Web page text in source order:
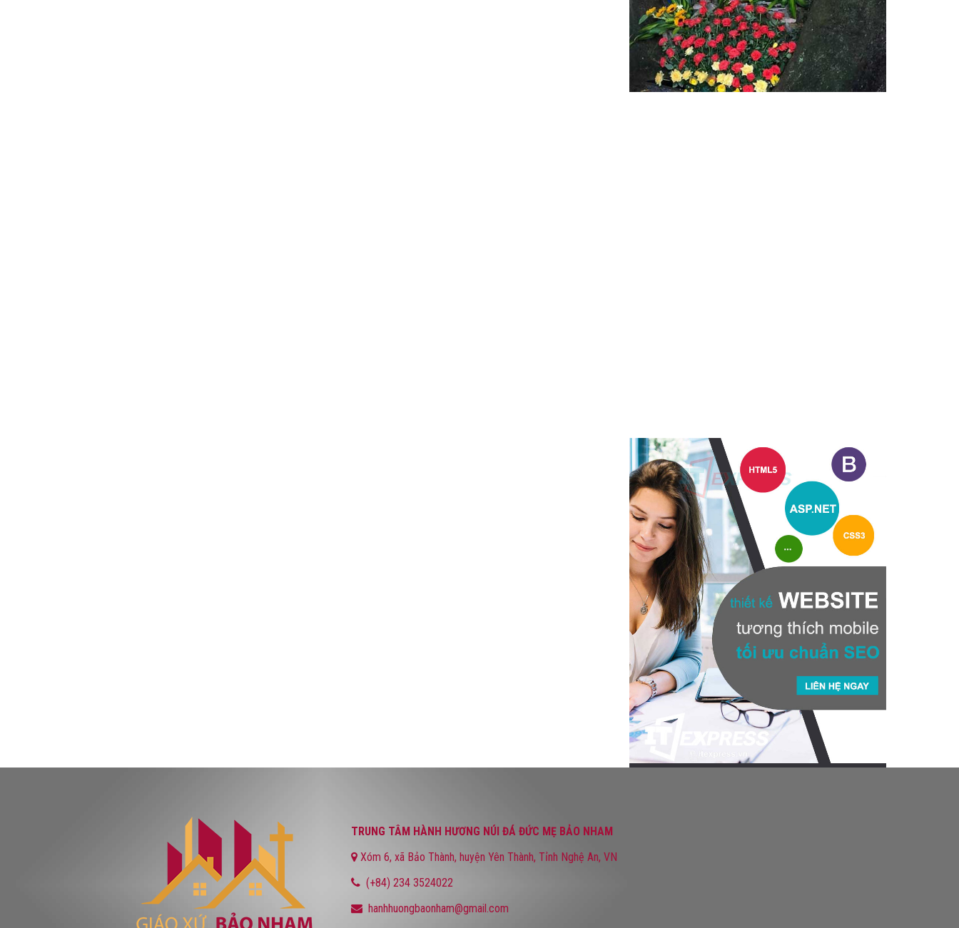
TRUNG TÂM HÀNH HƯƠNG NÚI ĐÁ ĐỨC MẸ BẢO NHAM
Xóm 6, xã Bảo Thành, huyện Yên Thành, Tỉnh Nghệ An, VN
(+84) 234 3524022
hanhhuongbaonham@gmail.com